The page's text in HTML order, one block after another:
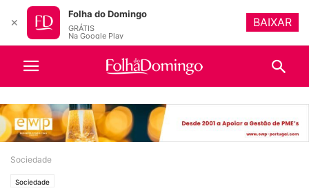
Sociedade
Sociedade
✕
Folha do Domingo
GRÁTIS
Na Google Play
BAIXAR